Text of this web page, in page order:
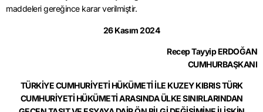
maddeleri gereğince karar verilmiştir.
26 Kasım 2024
Recep Tayyip ERDOĞAN
CUMHURBAŞKANI
TÜRKİYE CUMHURİYETİ HÜKÜMETİ İLE KUZEY KIBRIS TÜRK
CUMHURİYETİ HÜKÜMETİ ARASINDAÜLKE SINIRLARINDAN